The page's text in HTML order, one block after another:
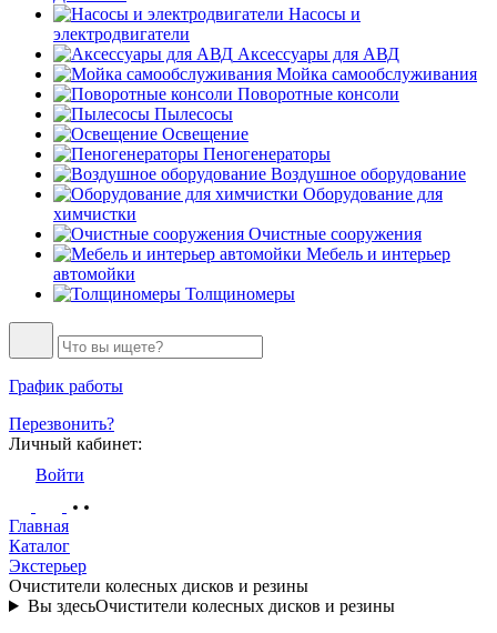
Насосы и
электродвигатели
Аксессуары для АВД
Мойка самообслуживания
Поворотные консоли
Пылесосы
Освещение
Пеногенераторы
Воздушное оборудование
Оборудование для
химчистки
Очистные сооружения
Мебель и интерьер
автомойки
Толщиномеры
График работы
Перезвонить?
Личный кабинет:
Войти
Главная
Каталог
Экстерьер
Очистители колесных дисков и резины
Вы здесьОчистители колесных дисков и резины